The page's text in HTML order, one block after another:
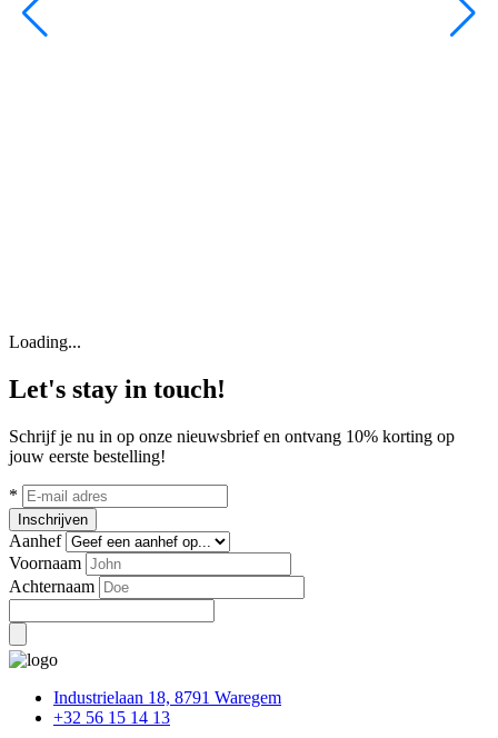
Loading...
Let's stay in touch!
Schrijf je nu in op onze nieuwsbrief en ontvang 10% korting op
jouw eerste bestelling!
*
Inschrijven
Aanhef
Voornaam
Achternaam
Industrielaan 18, 8791 Waregem
+32 56 15 14 13